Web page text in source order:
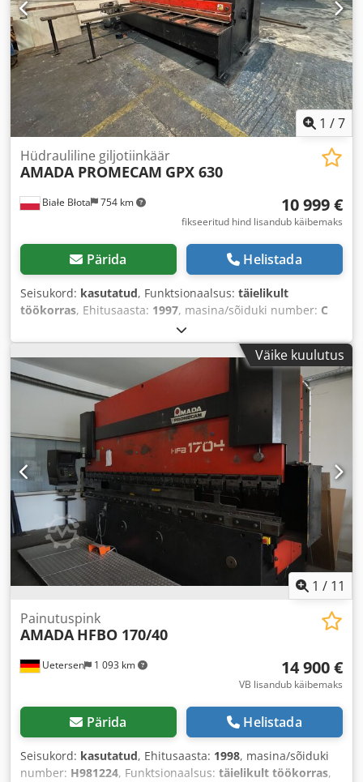
1 /7
Białe Błota 754 km
Hüdrauliline giljotiinkäär
AMADA PROMECAM GPX 630
10 999 €
fikseeritud hind lisandub käibemaks
Pärida Helistada
Seisukord: kasutatud, Funktsionaalsus: täielikult
töökorras, Ehitusaasta: 1997, masina/sõiduki number: C
CNC-juhtimine
tase:automaatne, käitlustüüp:hüdrauliline, töölaius:
3 100 mm, lehtmetalli paksus (maks.):6 mm, tagumine
piiraja reguleerimine: CNC-juhitav 1 050 mm,
kogumass:6 500 kg, toetusvarte arv:2, Varustus:
nurgaklappventiil
Väike kuulutus
1 / 11
Uetersen 1 093 km
Painutuspink
AMADA HFBO 170/40
14 900 €
VB lisandub käibemaks
Pärida Helistada
Seisukord: kasutatud, Ehitusaasta: 1998, masina/sõiduki
number: H981224, Funktsionaalsus: täielikult töökorras,